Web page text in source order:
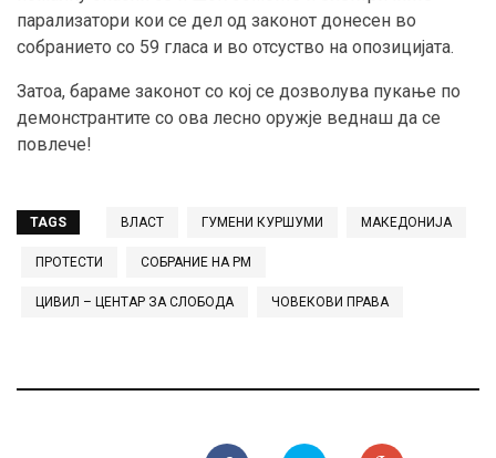
парализатори кои се дел од законот донесен во
собранието со 59 гласа и во отсуство на опозицијата.
Затоа, бараме законот со кој се дозволува пукање по
демонстрантите со ова лесно оружје веднаш да се
повлече!
TAGS ВЛАСТ ГУМЕНИ КУРШУМИ МАКЕДОНИЈА
ПРОТЕСТИ СОБРАНИЕ НА РМ
ЦИВИЛ – ЦЕНТАР ЗА СЛОБОДА ЧОВЕКОВИ ПРАВА